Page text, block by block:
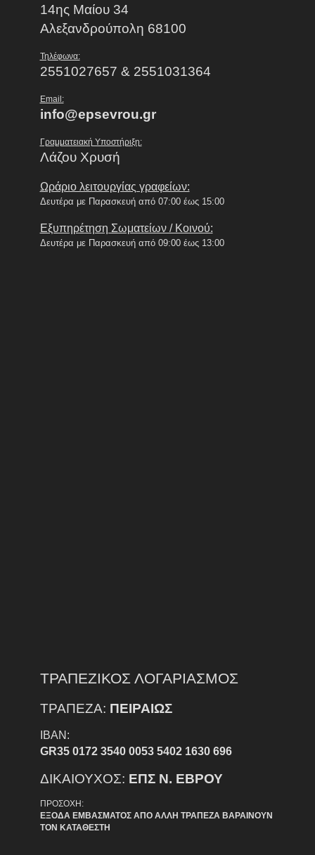
14ης Μαίου 34
Αλεξανδρούπολη 68100
Τηλέφωνα:
2551027657 & 2551031364
Email:
info@epsevrou.gr
Γραμματειακή Υποστήριξη:
Λάζου Χρυσή
Ωράριο λειτουργίας γραφείων:
Δευτέρα με Παρασκευή από 07:00 έως 15:00
Εξυπηρέτηση Σωματείων / Κοινού:
Δευτέρα με Παρασκευή από 09:00 έως 13:00
ΤΡΑΠΕΖΙΚΟΣ ΛΟΓΑΡΙΑΣΜΟΣ
ΤΡΑΠΕΖΑ: ΠΕΙΡΑΙΩΣ
IBAN:
GR35 0172 3540 0053 5402 1630 696
ΔΙΚΑΙΟΥΧΟΣ: ΕΠΣ Ν. ΕΒΡΟΥ
ΠΡΟΣΟΧΗ:
ΕΞΟΔΑ ΕΜΒΑΣΜΑΤΟΣ ΑΠΟ ΑΛΛΗ ΤΡΑΠΕΖΑ ΒΑΡΑΙΝΟΥΝ
ΤΟΝ ΚΑΤΑΘΕΣΤΗ